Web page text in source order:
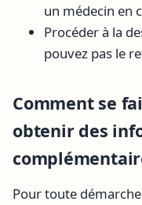
un médecin en
Procéder à la
pouvez pas le
Comment se
obtenir des
Pour toute